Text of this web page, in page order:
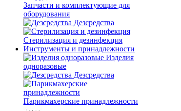
Запчасти и комплектующие для
оборудования
Дезсредства
Стерилизация и дезинфекция
Инструменты и принадлежности
Изделия
одноразовые
Дезсредства
Парикмахерские принадлежности